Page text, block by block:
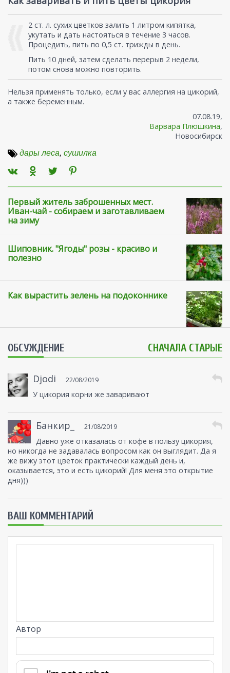
2 ст. л. сухих цветков залить 1 литром кипятка,
укутать и дать настояться в течение 3 часов.
Процедить, пить по 0,5 ст. трижды в день.
Пить 10 дней, затем сделать перерыв 2 недели,
потом снова можно повторить.
Нельзя применять только, если у вас аллергия на цикорий,
а также беременным.
07.08.19,
Варвара Плюшкина,
Новосибирск
дары леса, сушилка
Первый житель заброшенных мест.
Иван-чай - собираем и заготавливаем
на зиму
Шиповник. "Ягоды" розы - красиво и
полезно
Как вырастить зелень на подоконнике
ОБСУЖДЕНИЕ СНАЧАЛА СТАРЫЕ
Djodi 22/08/2019
У цикория корни же заваривают
Банкир_ 21/08/2019
Давно уже отказалась от кофе в пользу цикория,
но никогда не задавалась вопросом как он выглядит. Да я
же вижу этот цветок практически каждый день и,
оказывается, это и есть цикорий! Для меня это открытие
дня)))
ВАШ КОММЕНТАРИЙ
Автор